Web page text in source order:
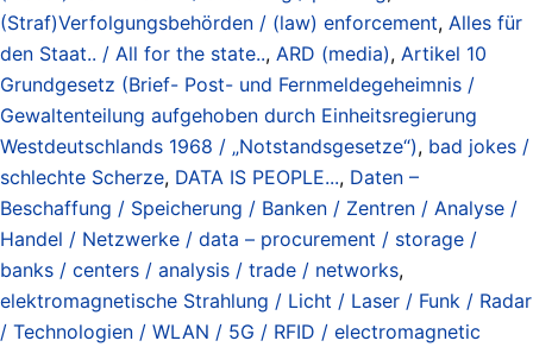
(Straf)Verfolgungsbehörden / (law) enforcement, Alles für
den Staat.. / All for the state.., ARD (media), Artikel 10
Grundgesetz (Brief- Post- und Fernmeldegeheimnis /
Gewaltenteilung aufgehoben durch Einheitsregierung
Westdeutschlands 1968 / „Notstandsgesetze“), bad jokes /
schlechte Scherze, DATA IS PEOPLE..., Daten –
Beschaffung / Speicherung / Banken / Zentren / Analyse /
Handel / Netzwerke / data – procurement / storage /
banks / centers / analysis / trade / networks,
elektromagnetische Strahlung / Licht / Laser / Funk / Radar
/ Technologien / WLAN / 5G / RFID / electromagnetic